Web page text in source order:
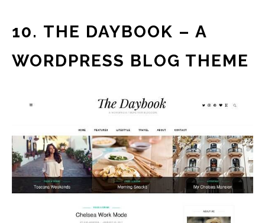
10. THE DAYBOOK – A
WORDPRESS BLOG THEME